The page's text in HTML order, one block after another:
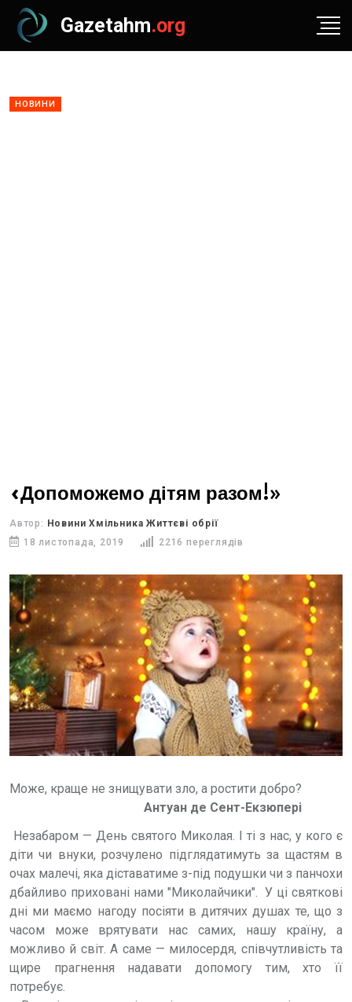
Gazetahm.org
НОВИНИ
«Допоможемо дітям разом!»
Автор: Новини Хмільника Життєві обрії
18 листопада, 2019
2216 переглядів
Може, краще не знищувати зло, а ростити добро?
Антуан де Сент-Екзюпері
Незабаром — День святого Миколая. І ті з нас, у кого є
діти чи внуки, розчулено підглядатимуть за щастям в
очах малечі, яка діставатиме з-під подушки чи з панчохи
дбайливо приховані нами "Миколайчики". У ці святкові
дні ми маємо нагоду посіяти в дитячих душах те, що з
часом може врятувати нас самих, нашу країну, а
можливо й світ. А саме — милосердя, співчутливість та
щире прагнення надавати допомогу тим, хто її
потребує.